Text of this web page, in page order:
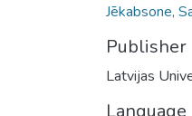
Jēkabsone,
Publisher
Latvijas
Language